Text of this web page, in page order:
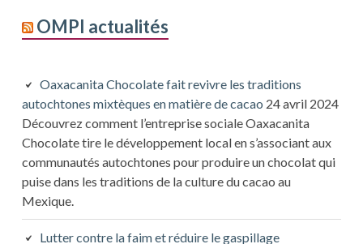
OMPI actualités
Oaxacanita Chocolate fait revivre les traditions
autochtones mixtèques en matière de cacao 24 avril 2024
Découvrez comment l’entreprise sociale Oaxacanita
Chocolate tire le développement local en s’associant aux
communautés autochtones pour produire un chocolat qui
puise dans les traditions de la culture du cacao au
Mexique.
Lutter contre la faim et réduire le gaspillage